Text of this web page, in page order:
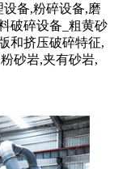
备,粉碎设备,磨
破碎设备_粗黄砂
和挤压破碎特征,
砂岩,夹有砂岩,